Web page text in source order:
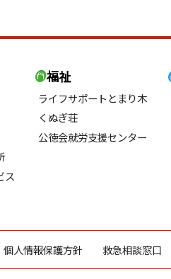
ス
福祉
ライフサポートとまり木
くぬぎ荘
公徳会就労支援センター
個人情報保護方針 救急相談窓口